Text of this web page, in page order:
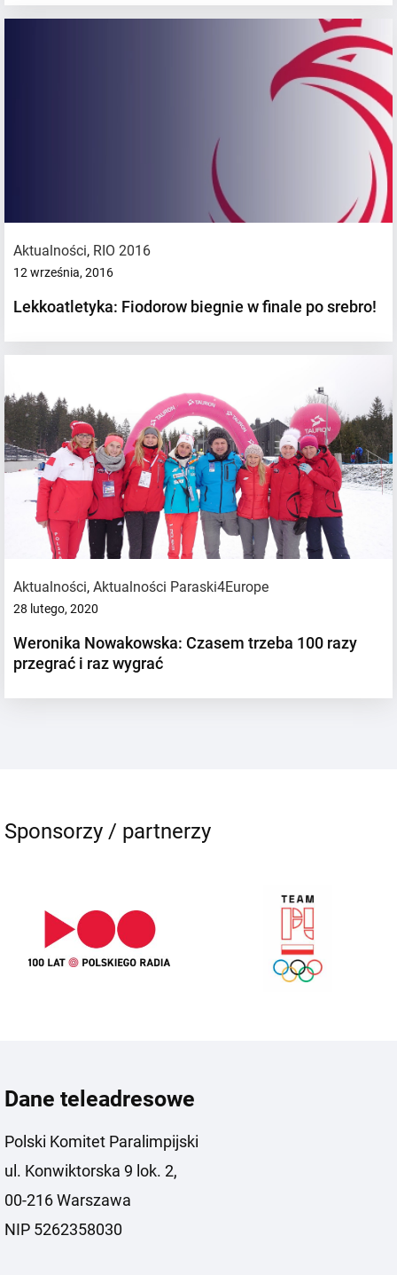
Aktualności, RIO 2016
12 września, 2016
Lekkoatletyka: Fiodorow biegnie w finale po srebro!
Aktualności, Aktualności Paraski4Europe
28 lutego, 2020
Weronika Nowakowska: Czasem trzeba 100 razy
przegrać i raz wygrać
Sponsorzy / partnerzy
Dane teleadresowe
Polski Komitet Paralimpijski
ul. Konwiktorska 9 lok. 2,
00-216 Warszawa
NIP 5262358030